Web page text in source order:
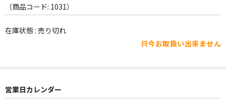
その他
7INC
Webのみ no.2
（商品コード: 1031）
在庫状態 : 売り切れ
只今お取扱い出来ません
営業日カレンダー